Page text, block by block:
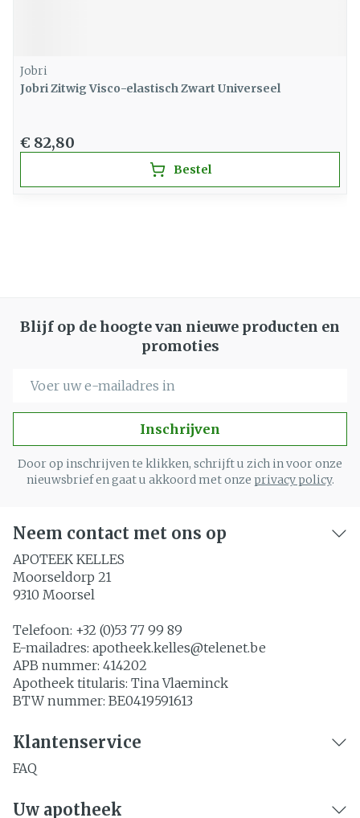
Jobri
Jobri Zitwig Visco-elastisch Zwart Universeel
€ 82,80
Bestel
Blijf op de hoogte van nieuwe producten en
promoties
Inschrijven
Door op inschrijven te klikken, schrijft u zich in voor onze
nieuwsbrief en gaat u akkoord met onze privacy policy.
Neem contact met ons op
APOTEEK KELLES
Moorseldorp 21
9310 Moorsel
Telefoon: +32 (0)53 77 99 89
E-mailadres: apotheek.kelles@telenet.be
APB nummer: 414202
Apotheek titularis: Tina Vlaeminck
BTW nummer: BE0419591613
Klantenservice
FAQ
Uw apotheek